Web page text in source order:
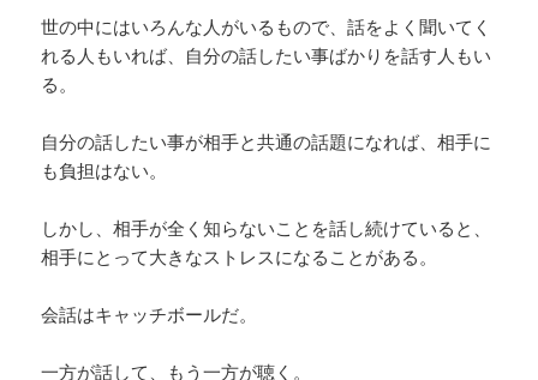
世の中にはいろんな人がいるもので、話をよく聞いてく
れる人もいれば、自分の話したい事ばかりを話す人もい
る。
自分の話したい事が相手と共通の話題になれば、相手に
も負担はない。
しかし、相手が全く知らないことを話し続けていると、
相手にとって大きなストレスになることがある。
会話はキャッチボールだ。
一方が話して、もう一方が聴く。